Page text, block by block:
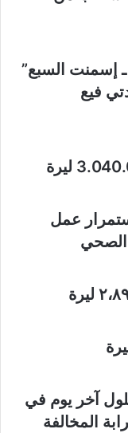
ـ إسمنت السبع”
فيع
عمل
الصحي
آخر يوم في
المخالفة